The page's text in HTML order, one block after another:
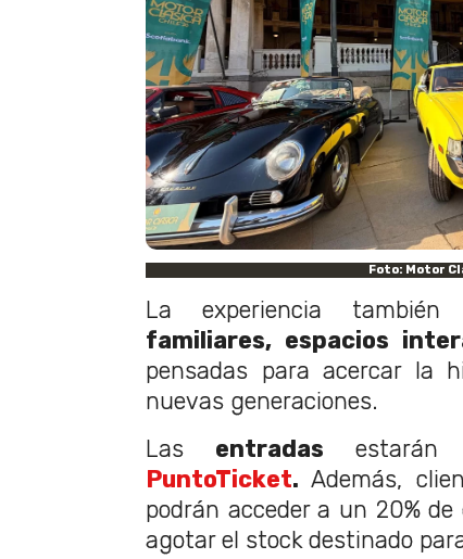
Foto: Motor
La experiencia
familiares, espacios
pensadas para acercar la
nuevas generaciones.
Las entradas estarán
PuntoTicket. Además,
podrán acceder a un 20%
agotar el stock destinado